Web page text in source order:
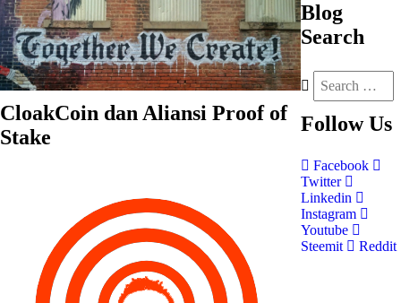
CloakCoin dan Aliansi Proof of
Stake
Blog
Search
Follow Us
Facebook
Twitter
Linkedin
Instagram
Youtube
Steemit
Reddit